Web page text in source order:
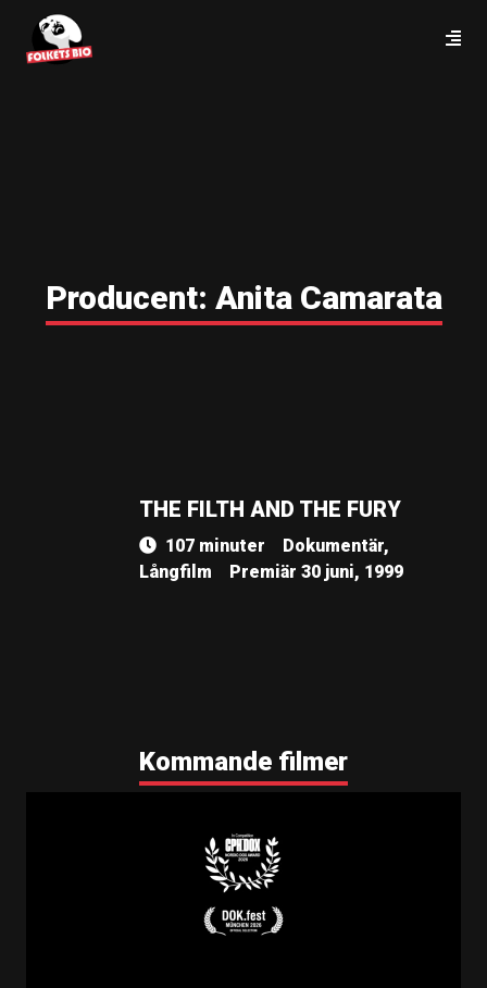
Producent: Anita Camarata
THE FILTH AND THE FURY
107 minuter
Dokumentär,
Långfilm
Premiär 30 juni, 1999
Kommande filmer